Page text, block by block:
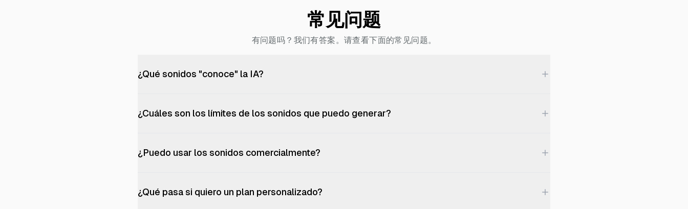
常见问题
有问题吗？我们有答案。请查看下面的常见问题。
¿Qué sonidos "conoce" la IA?
¿Cuáles son los límites de los sonidos que puedo generar?
¿Puedo usar los sonidos comercialmente?
¿Qué pasa si quiero un plan personalizado?